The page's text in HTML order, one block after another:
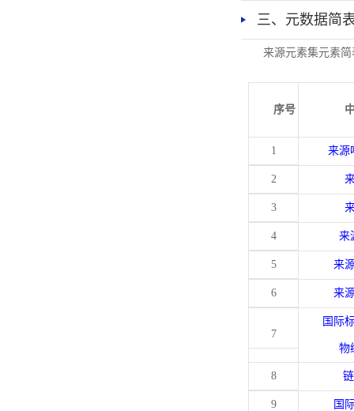
三、元数据简
来源元素集元素简
序号
1 来源
2
3
4 来
5 来
6 来
7
国际
物
8
9 国